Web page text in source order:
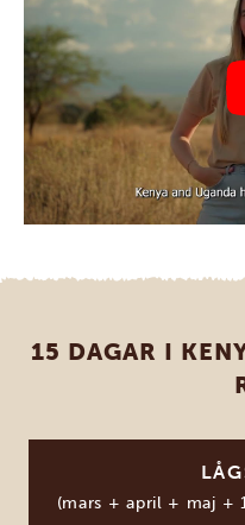
15 DAGAR I
(mars + april + maj +